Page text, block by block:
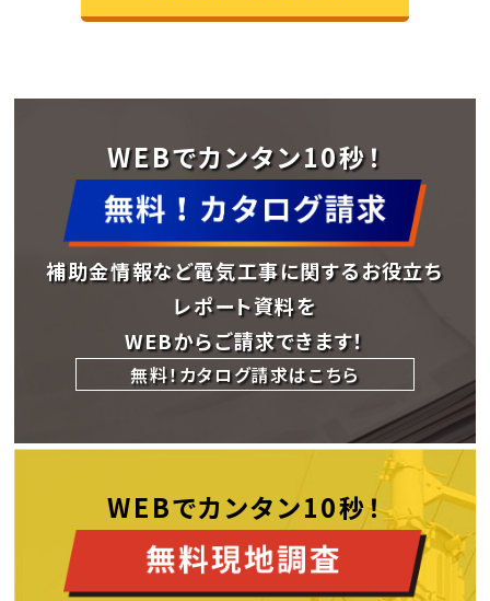
WEBでカンタン10秒！
補助金情報など電気工事に関するお役立ち
レポート資料を
WEBからご請求できます！
無料！カタログ請求はこちら
WEBでカンタン10秒！